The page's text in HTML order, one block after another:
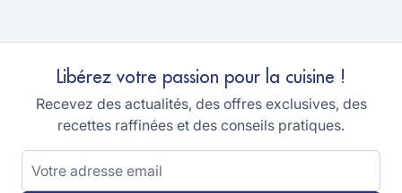
Libérez votre passion pour la cuisine !
Recevez des actualités, des offres exclusives, des
recettes raffinées et des conseils pratiques.
Adresse email